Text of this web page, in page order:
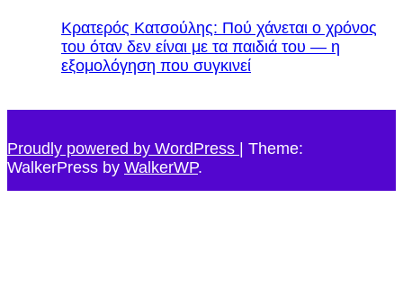
Κρατερός Κατσούλης: Πού χάνεται ο χρόνος
του όταν δεν είναι με τα παιδιά του — η
εξομολόγηση που συγκινεί
Proudly powered by WordPress | Theme:
WalkerPress by WalkerWP.